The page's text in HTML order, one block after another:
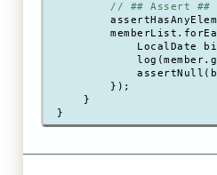
// ## Assert ##
LocalDate
        });
    }